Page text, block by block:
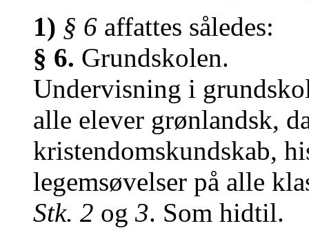
1) § 6 affattes således:
§ 6. Grundskolen.
Undervisning i
alle elever grønlandsk,
kristendomskundskab,
legemsøvelser på alle
Stk. 2 og 3. Som hidtil.